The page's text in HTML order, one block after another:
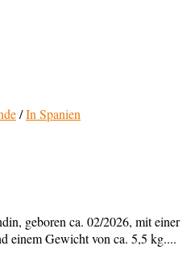
/In Spanien
geboren ca. 02/2026, mit einer
einem Gewicht von ca. 5,5 kg....